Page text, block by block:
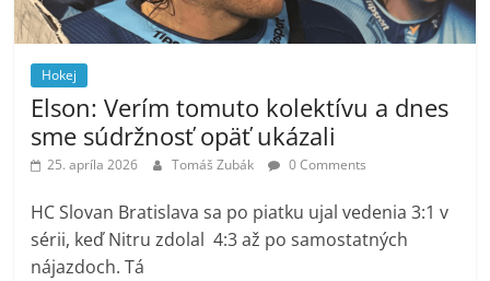
Hokej
Elson: Verím tomuto kolektívu a dnes
sme súdržnosť opäť ukázali
25. apríla 2026 Tomáš Zubák 0 Comments
HC Slovan Bratislava sa po piatku ujal vedenia 3:1 v
sérii, keď Nitru zdolal 4:3 až po samostatných
nájazdoch. Tá